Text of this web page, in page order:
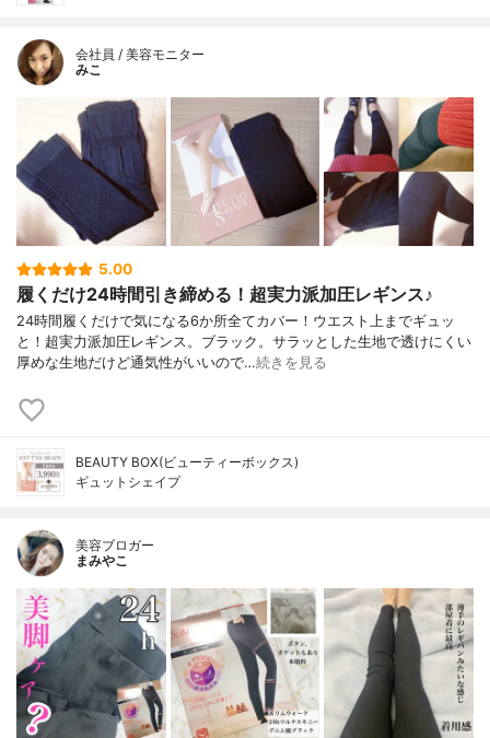
会社員 / 美容モニター
みこ
5.00
履くだけ24時間引き締める！超実力派加圧レギンス♪
24時間履くだけで気になる6か所全てカバー！ウエスト上までギュッ
と！超実力派加圧レギンス。ブラック。サラッとした生地で透けにくい
厚めな生地だけど通気性がいいので…続きを見る
BEAUTY BOX(ビューティーボックス)
ギュットシェイプ
美容ブロガー
まみやこ